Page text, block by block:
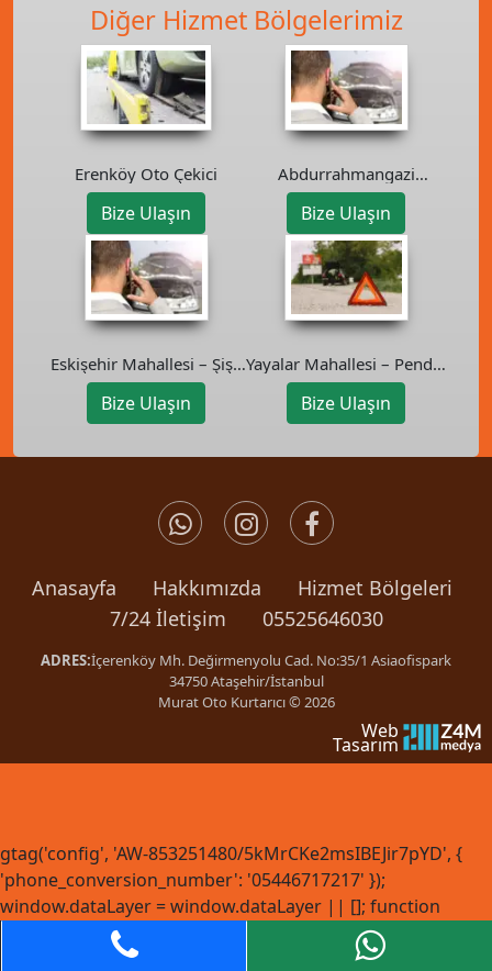
Diğer Hizmet Bölgelerimiz
Erenköy Oto Çekici
Bize Ulaşın
Abdurrahmangazi
Mahallesi – Sancaktepe
Oto Kurtarıcı
Bize Ulaşın
Eskişehir Mahallesi – Şişli
Oto Kurtarıcı
Bize Ulaşın
Yayalar Mahallesi – Pendik
Oto Kurtarıcı
Bize Ulaşın
Anasayfa Hakkımızda
Hizmet Bölgeleri
7/24 İletişim
05525646030
ADRES:İçerenköy Mh. Değirmenyolu Cad. No:35/1 Asiaofispark
34750 Ataşehir/İstanbul
Murat Oto Kurtarıcı © 2026
Web
Tasarım
gtag('config', 'AW-853251480/5kMrCKe2msIBEJir7pYD', {
'phone_conversion_number': '05446717217' });
window.dataLayer = window.dataLayer || []; function
gtag(){dataLayer.push(arguments);} gtag('js', new Date());
gtag('config', 'AW-853251480'); gtag('config', 'G-